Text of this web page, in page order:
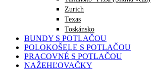
Zurich
Texas
Toskánsko
BUNDY S POTLAČOU
POLOKOŠELE S POTLAČOU
PRACOVNÉ S POTLAČOU
NAŽEHĽOVAČKY